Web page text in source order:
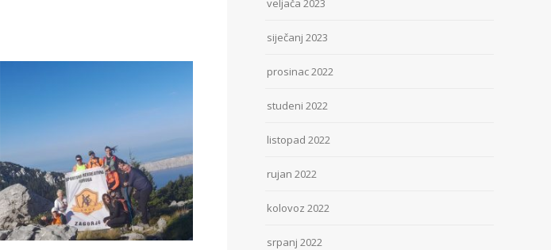
veljača 2023
siječanj 2023
prosinac 2022
studeni 2022
listopad 2022
rujan 2022
kolovoz 2022
srpanj 2022